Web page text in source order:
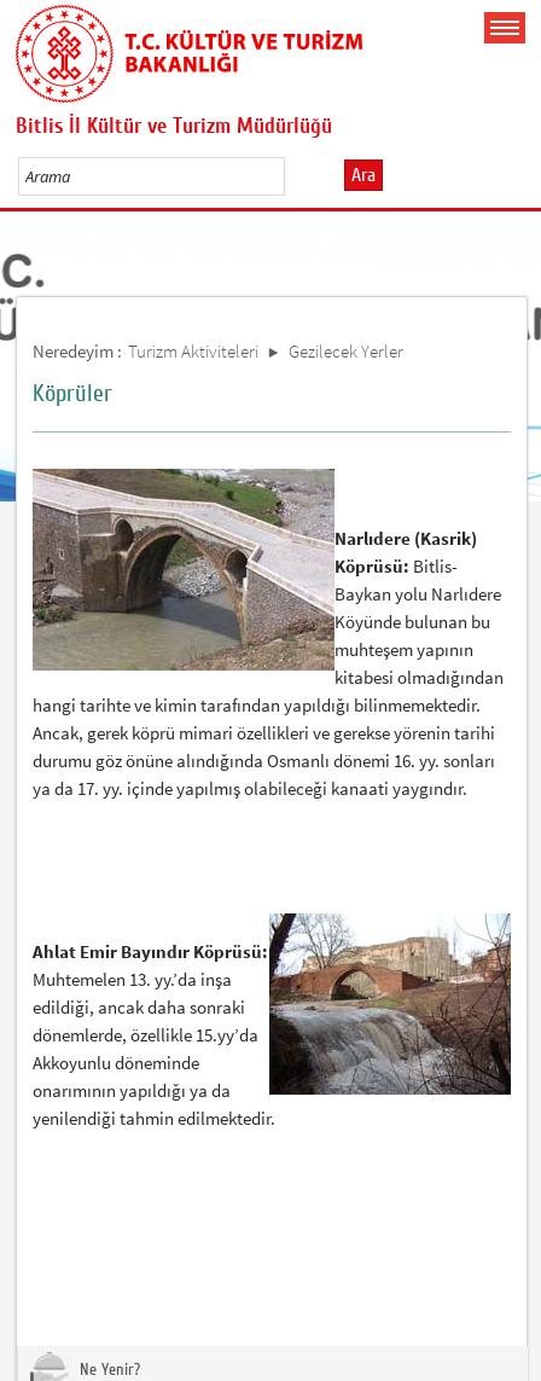
Bitlis İl Kültür ve Turizm Müdürlüğü
Ara
Neredeyim : Turizm Aktiviteleri Gezilecek Yerler
Köprüler
Narlıdere (Kasrik)
Köprüsü: Bitlis-
Baykan yolu Narlıdere
Köyünde bulunan bu
muhteşem yapının
kitabesi olmadığından
hangi tarihte ve kimin tarafından yapıldığı bilinmemektedir.
Ancak, gerek köprü mimari özellikleri ve gerekse yörenin tarihi
durumu göz önüne alındığında Osmanlı dönemi 16. yy. sonları
ya da 17. yy. içinde yapılmış olabileceği kanaati yaygındır.
Ahlat Emir Bayındır Köprüsü:
Muhtemelen 13. yy.’da inşa
edildiği, ancak daha sonraki
dönemlerde, özellikle 15.yy’da
Akkoyunlu döneminde
onarımının yapıldığı ya da
yenilendiği tahmin edilmektedir.
Ne Yenir?